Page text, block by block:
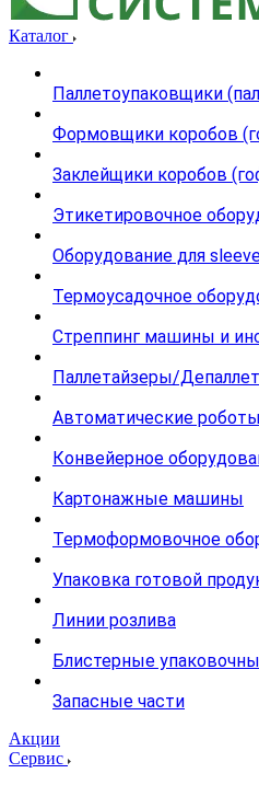
Каталог
Паллетоупаковщики
Формовщики коробов
Заклейщики коробов
Этикетировочное
Оборудование для
Термоусадочное
Стреппинг машины и
Паллетайзеры/
Автоматические
Конвейерное
Картонажные машины
Термоформовочное
Упаковка готовой
Линии розлива
Блистерные
Запасные части
Акции
Сервис